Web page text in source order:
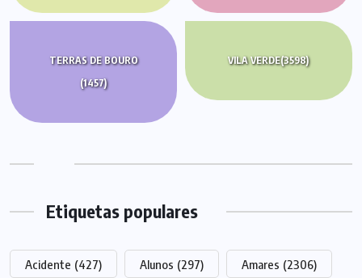
TERRAS DE BOURO
(1457)
VILA VERDE(3598)
Etiquetas populares
Acidente (427) Alunos (297) Amares (2306)